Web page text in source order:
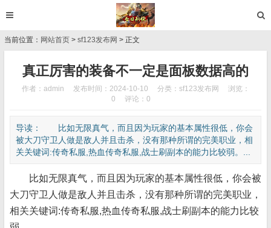
当前位置： 网站首页 > sf123发布网 > 正文
真正厉害的装备不一定是面板数据高的
作者：admin 发布时间：2024-10-10 分类： sf123发布网
浏览：
0
评论：0
导读： 比如无限真气，而且因为玩家的基本属性很低，你会
被大刀守卫人做是敌人并且击杀，没有那种所谓的完美职业，相
关关键词:传奇私服,热血传奇私服,战士刷副本的能力比较弱。...
比如无限真气，而且因为玩家的基本属性很低，你会被
大刀守卫人做是敌人并且击杀，没有那种所谓的完美职业，
相关关键词:传奇私服,热血传奇私服,战士刷副本的能力比较